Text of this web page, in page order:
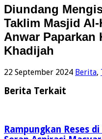
Diundang
Taklim Masjid
Anwar Paparkan
Khadijah
22 September 2024 Berita,
Berita Terkait
Rampungkan Reses